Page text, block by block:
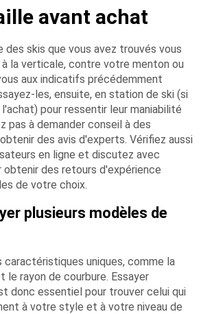
avant achat
des skis que vous avez trouvés vous
la verticale, contre votre menton ou
aux indicatifs précédemment
les, ensuite, en station de ski (si
pour ressentir leur maniabilité
pas à demander conseil à des
des avis d'experts. Vérifiez aussi
en ligne et discutez avec
obtenir des retours d'expérience
de votre choix.
plusieurs modèles de
caractéristiques uniques, comme la
le rayon de courbure. Essayer
donc essentiel pour trouver celui qui
à votre style et à votre niveau de